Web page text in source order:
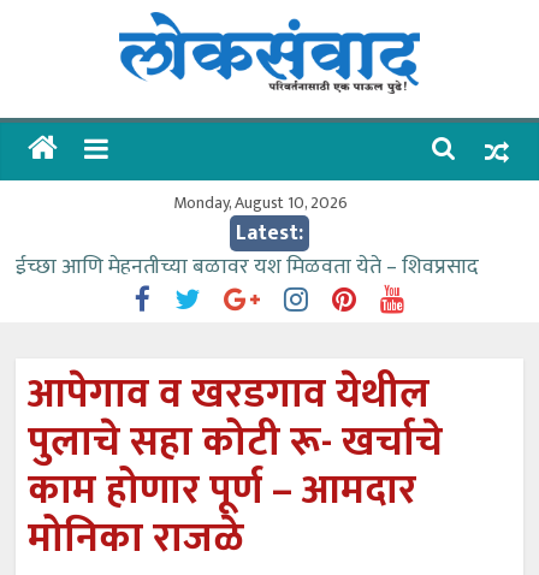
लोकसंवाद
ताज्या
Monday, August 10, 2026
Latest:
ईच्छा आणि मेहनतीच्या बळावर यश मिळवता येते – शिवप्रसाद
संजीवनीच्या विद्यार्थ्यांनी घेतली विमानतळ कार्यप्रणालीची माहिती
वाढीव निधी देण्यास पाणीपुरवठा मंत्री सकारात्मक – आ.आशुतोष
काळे
आत्मामालिक गुरूकूलाचे २२८ विद्यार्थी शिष्यवृत्तीस पात्र
आपेगाव व खरडगाव येथील
पुलाचे सहा कोटी रू- खर्चाचे
काम होणार पूर्ण – आमदार
मोनिका राजळे